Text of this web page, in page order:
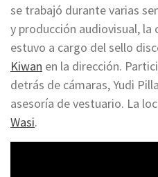
se trabajó durante varias
y producción audiovisual, la
estuvo a cargo del sello
Kiwan en la dirección.
detrás de cámaras, Yudi
asesoría de vestuario. La
Wasi.